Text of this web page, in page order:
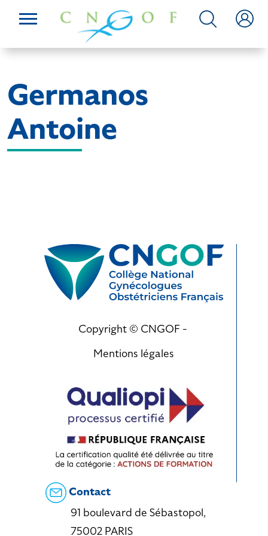
Germanos
Antoine
Copyright © CNGOF -
Mentions légales
Contact
91 boulevard de Sébastopol,
75002 PARIS